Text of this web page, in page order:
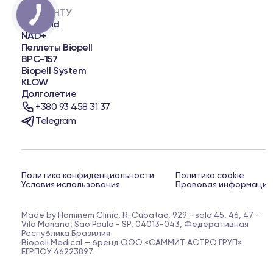
ПАЦИЕНТУ
Biopatid
NAD+
Пеллеты Biopell
BPC-157
Biopell System
KLOW
Долголетие
+380 93 458 31 37
Telegram
Made by Hominem Clinic, R. Cubatao, 929 - sala 45, 46, 47 -
Vila Mariana, Sao Paulo - SP, 04013-043, Федеративная
Республика Бразилия
Biopell Medical — бренд ООО «САММИТ АСТРО ГРУП»,
ЕГРПОУ 46223897.
Политика конфиденциальности
Условия использования
Политика cookie
Правовая информация